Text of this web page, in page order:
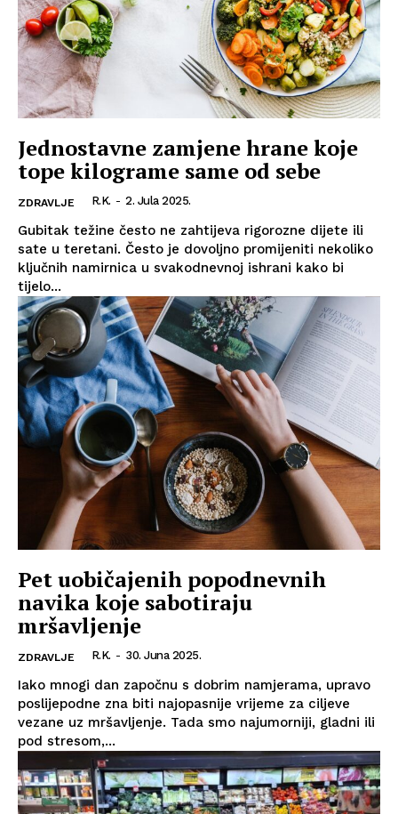
Jednostavne zamjene hrane koje
tope kilograme same od sebe
ZDRAVLJE R.K. - 2. Jula 2025.
Gubitak težine često ne zahtijeva rigorozne dijete ili
sate u teretani. Često je dovoljno promijeniti nekoliko
ključnih namirnica u svakodnevnoj ishrani kako bi
tijelo...
Pet uobičajenih popodnevnih
navika koje sabotiraju
mršavljenje
ZDRAVLJE R.K. - 30. Juna 2025.
Iako mnogi dan započnu s dobrim namjerama, upravo
poslijepodne zna biti najopasnije vrijeme za ciljeve
vezane uz mršavljenje. Tada smo najumorniji, gladni ili
pod stresom,...